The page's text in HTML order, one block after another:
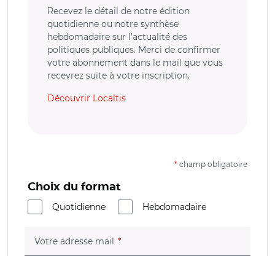
Recevez le détail de notre édition
quotidienne ou notre synthèse
hebdomadaire sur l’actualité des
politiques publiques. Merci de confirmer
votre abonnement dans le mail que vous
recevrez suite à votre inscription.
Découvrir Localtis
* champ obligatoire
Choix du format
Quotidienne
Hebdomadaire
Votre adresse mail (champ obligatoire)